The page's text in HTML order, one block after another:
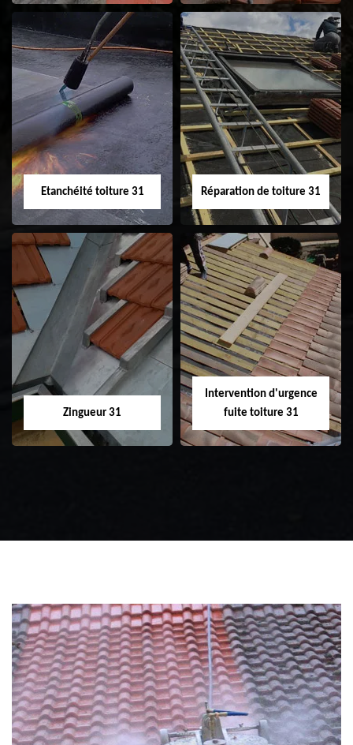
Peinture sur tuile
31
Nettoyage
demoussage de
toiture 31
Etanchéité toiture 31
Etanchéité toiture
31
Réparation de toiture 31
Réparation de
toiture 31
Zingueur 31
Intervention d'urgence
fuite toiture 31